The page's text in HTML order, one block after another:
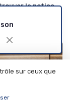
la notice
sur ceux que